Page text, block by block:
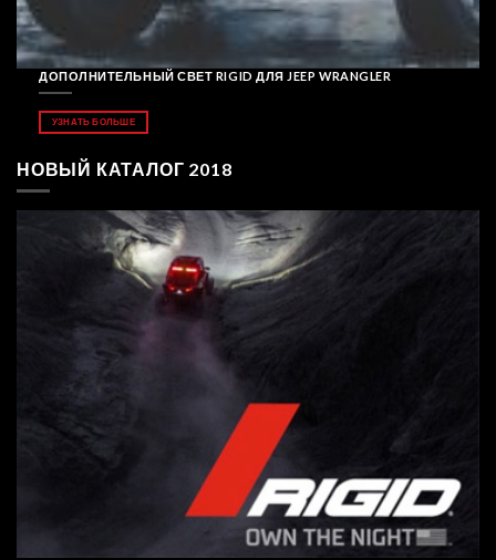
ДОПОЛНИТЕЛЬНЫЙ СВЕТ RIGID ДЛЯ JEEP WRANGLER
УЗНАТЬ БОЛЬШЕ
НОВЫЙ КАТАЛОГ 2018